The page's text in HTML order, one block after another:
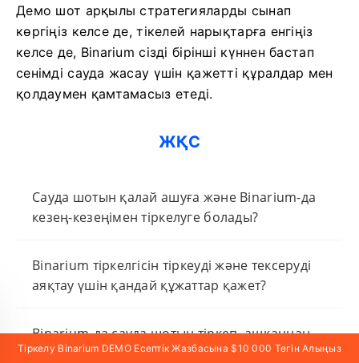
Демо шот арқылы стратегияларды сынап
көргіңіз келсе де, тікелей нарықтарға енгіңіз
келсе де, Binarium сізді бірінші күннен бастап
сенімді сауда жасау үшін қажетті құралдар мен
қолдаумен қамтамасыз етеді.
ЖҚС
Сауда шотын қалай ашуға және Binarium-да
кезең-кезеңімен тіркелуге болады?
Binarium тіркелгісін тіркеуді және тексеруді
аяқтау үшін қандай құжаттар қажет?
Binarium-да сауда шотын тіркеп, ашқаннан
кейін ең аз салым қанша?
Тіркелу Binarium DEMO Есептік Жазбасына $10 000 Тегін Алыңыз